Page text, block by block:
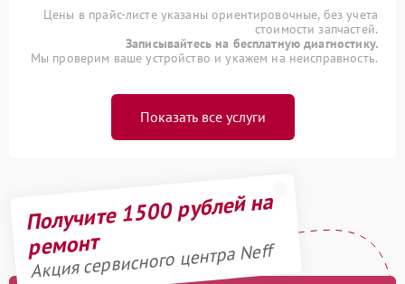
Цены в прайс-листе указаны ориентировочные, без учета
стоимости запчастей.
Записывайтесь на бесплатную диагностику.
Мы проверим ваше устройство и укажем на неисправность.
Показать все услуги
Получите 1500 рублей на
ремонт
Акция сервисного центра Neff